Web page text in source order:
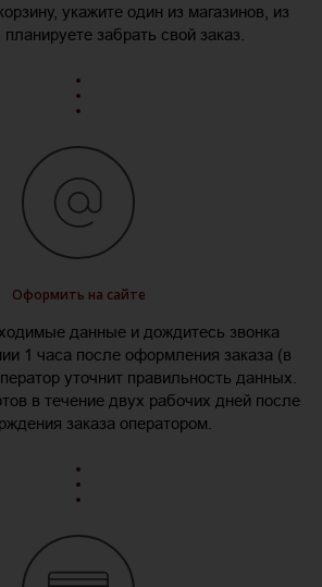
укажите один из магазинов, из
планируете забрать свой заказ.
Оформить на сайте
данные и дождитесь звонка
1 часа после оформления заказа (в
уточнит правильность данных.
в течение двух рабочих дней после
заказа оператором.